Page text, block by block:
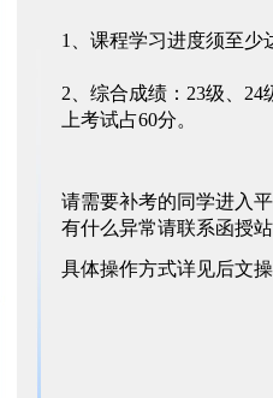
1、课程学习进度须至少
2、综合成绩：23级、
上考试占60分。
请需要补考的同学进入
有什么异常请联系函授
具体操作方式详见后文